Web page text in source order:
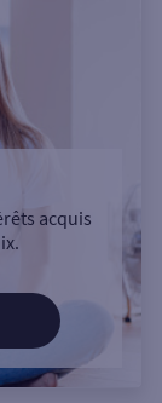
acquis